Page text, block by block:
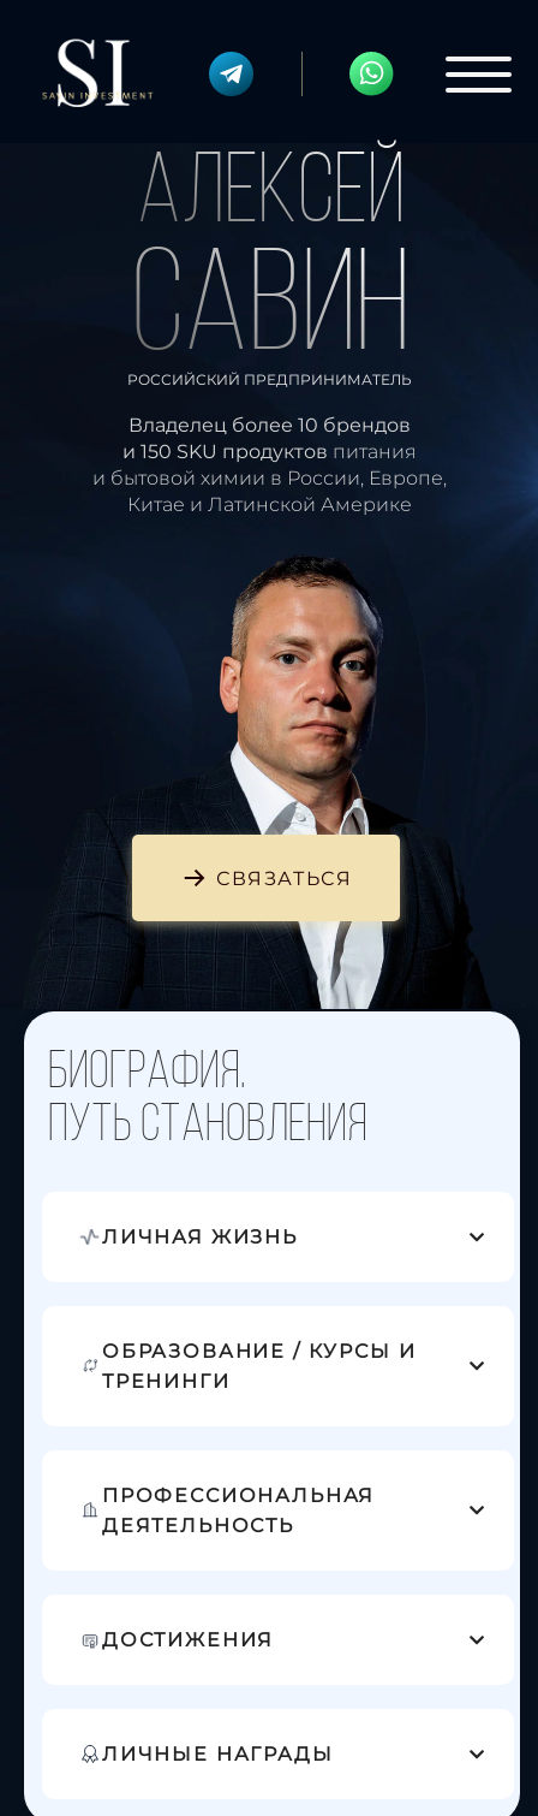
АЛЕКСЕЙ
САВИН
РОССИЙСКИЙ ПРЕДПРИНИМАТЕЛЬ
Владелец более 10 брендов
и 150 SKU продуктов питания
и бытовой химии в России, Европе,
Китае и Латинской Америке
СВЯЗАТЬСЯ
биография.
ПУТЬ Становления
ЛИЧНАЯ ЖИЗНЬ
ОБРАЗОВАНИЕ / КУРСЫ И
ТРЕНИНГИ
ПРОФЕССИОНАЛЬНАЯ
ДЕЯТЕЛЬНОСТЬ
ДОСТИЖЕНИЯ
ЛИЧНЫЕ НАГРАДЫ